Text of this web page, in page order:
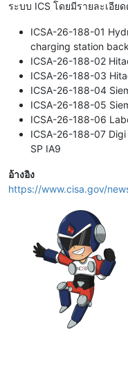
ระบบ ICS โดยมีรายละเอีย
ICSA-26-188-01
charging station
ICSA-26-188-02
ICSA-26-188-03
ICSA-26-188-04
ICSA-26-188-05
ICSA-26-188-06
ICSA-26-188-07
SP IA9
อ้างอิง
https://www.cisa.gov/